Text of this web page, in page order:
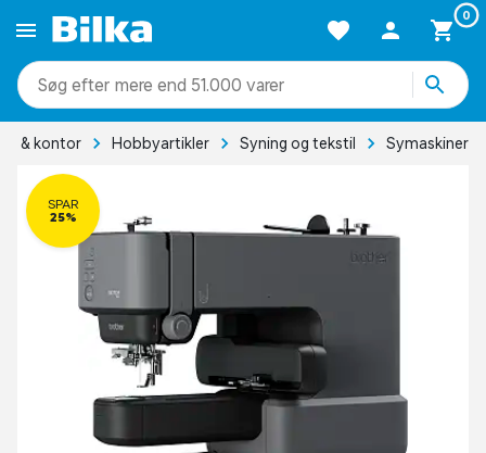
0
mere end 51.000 varer
& kontor Hobbyartikler Syning og tekstil Symaskiner
SPAR
25%